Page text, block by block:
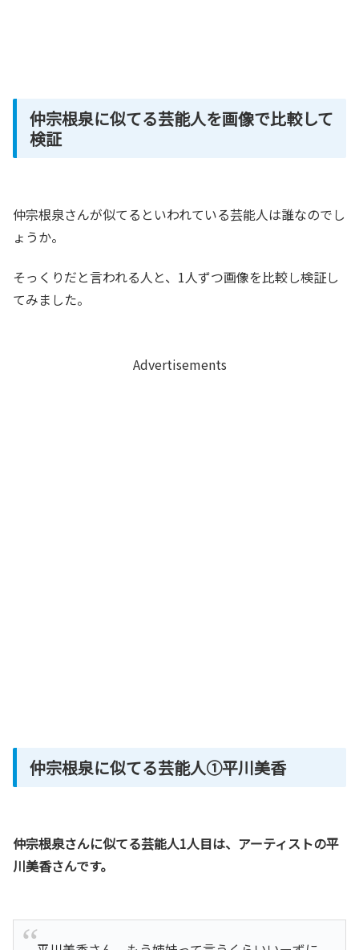
仲宗根泉に似てる芸能人を画像で比較して
検証
仲宗根泉さんが似てるといわれている芸能人は誰なのでし
ょうか。
そっくりだと言われる人と、1人ずつ画像を比較し検証し
てみました。
Advertisements
仲宗根泉に似てる芸能人①平川美香
仲宗根泉さんに似てる芸能人1人目は、アーティストの平
川美香さんです。